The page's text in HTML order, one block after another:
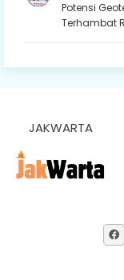
Potensi
Terhambat
JAKWARTA